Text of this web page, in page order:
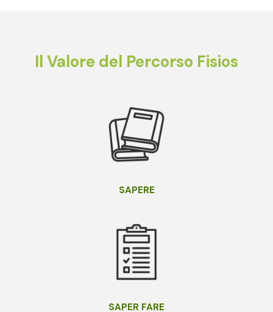
Il Valore del Percorso Fisios
SAPERE
SAPER FARE